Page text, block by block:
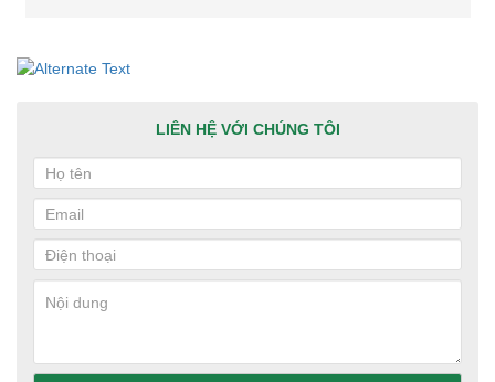
LIÊN HỆ VỚI CHÚNG TÔI